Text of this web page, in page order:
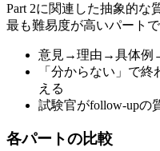
Part 2に関連した抽象的な
最も難易度が高いパートで
意見→理由→具体例
「分からない」で
える
試験官がfollow-upの
各パートの比較